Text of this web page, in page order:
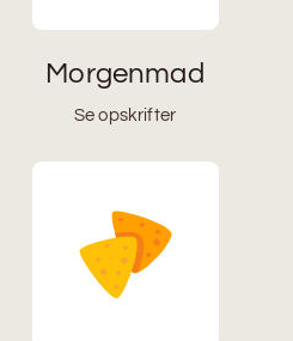
Morgenmad
Se opskrifter